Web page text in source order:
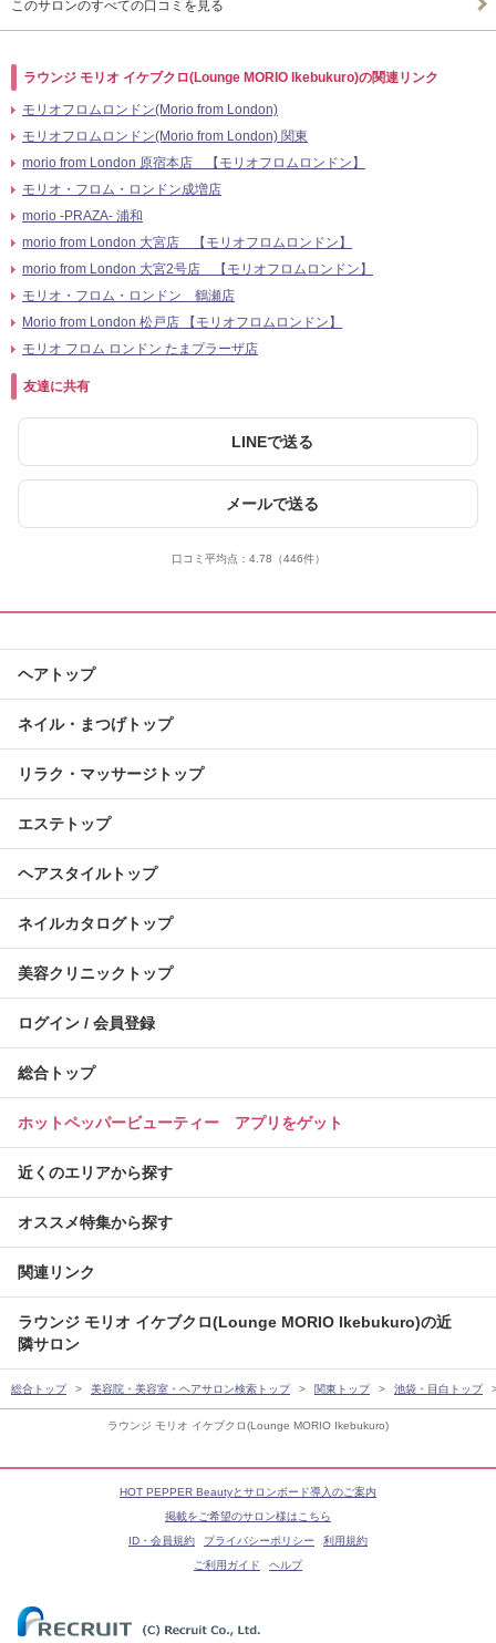
ラウンジ モリオ イケブクロ(Lounge MORIO Ikebukuro)
このサロンのすべての口コミを見る
ラウンジ モリオ イケブクロ(Lounge MORIO Ikebukuro)の関連リンク
モリオフロムロンドン(Morio from London)
モリオフロムロンドン(Morio from London) 関東
morio from London 原宿本店 【モリオフロムロンドン】
モリオ・フロム・ロンドン成増店
morio -PRAZA- 浦和
morio from London 大宮店 【モリオフロムロンドン】
morio from London 大宮2号店 【モリオフロムロンドン】
モリオ・フロム・ロンドン 鶴瀬店
Morio from London 松戸店 【モリオフロムロンドン】
モリオ フロム ロンドン たまプラーザ店
友達に共有
LINEで送る
メールで送る
口コミ平均点： 4.78 （446件）
ヘアトップ
ネイル・まつげトップ
リラク・マッサージトップ
エステトップ
ヘアスタイルトップ
ネイルカタログトップ
美容クリニックトップ
ログイン / 会員登録
総合トップ
ホットペッパービューティー アプリをゲット
近くのエリアから探す
オススメ特集から探す
関連リンク
ラウンジ モリオ イケブクロ(Lounge MORIO Ikebukuro)の近
隣サロン
総合トップ 美容院・美容室・ヘアサロン検索トップ 関東トップ 池袋・目白トップ
HOT PEPPER Beautyとサロンボード導入のご案内
掲載をご希望のサロン様はこちら
ID・会員規約
プライバシーポリシー
利用規約
ご利用ガイド
ヘルプ